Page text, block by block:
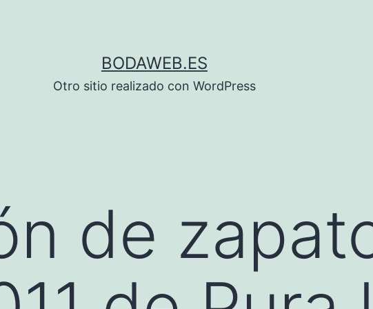
BODAWEB.ES
Otro sitio realizado con WordPress
de